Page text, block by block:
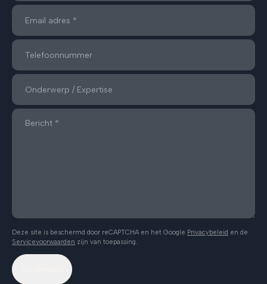
Deze site is beschermd door reCAPTCHA en het Google Privacybeleid en de
Servicevoorwaarden zijn van toepassing.